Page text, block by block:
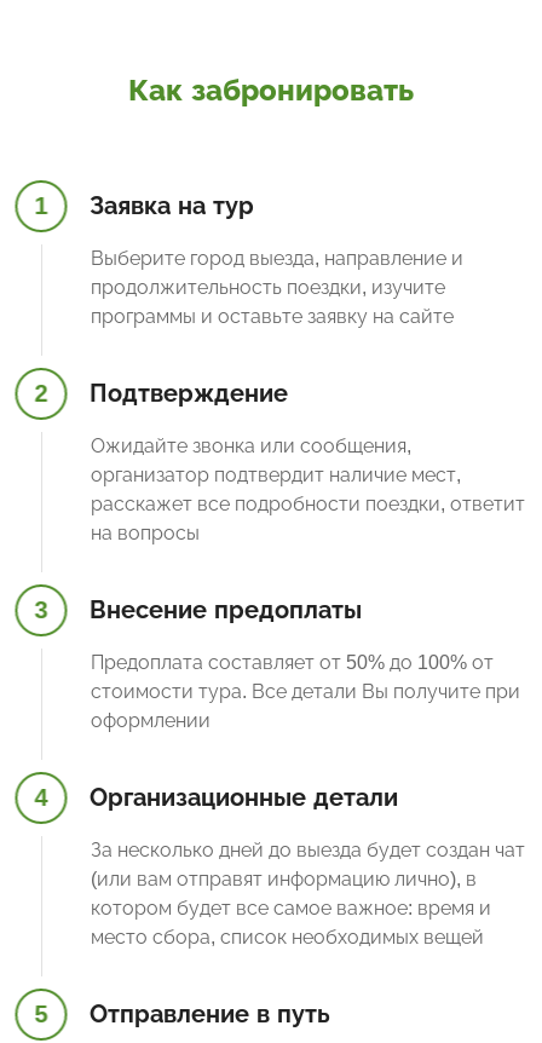
Как забронировать
1 Заявка на тур
Выберите город выезда, направление и
продолжительность поездки, изучите
программы и оставьте заявку на сайте
2 Подтверждение
Ожидайте звонка или сообщения,
организатор подтвердит наличие мест,
расскажет все подробности поездки, ответит
на вопросы
3 Внесение предоплаты
Предоплата составляет от 50% до 100% от
стоимости тура. Все детали Вы получите при
оформлении
4 Организационные детали
За несколько дней до выезда будет создан чат
(или вам отправят информацию лично), в
котором будет все самое важное: время и
место сбора, список необходимых вещей
5 Отправление в путь